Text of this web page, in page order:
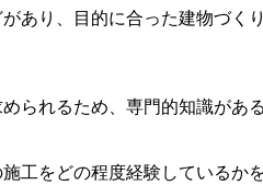
あり、目的に合った建物づく
られるため、専門的知識があ
工をどの程度経験しているか